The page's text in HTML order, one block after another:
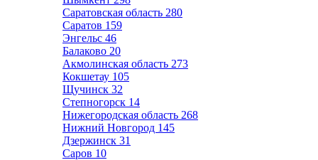
Саратовская область 280
Саратов 159
Энгельс 46
Балаково 20
Акмолинская область 273
Кокшетау 105
Щучинск 32
Степногорск 14
Нижегородская область 268
Нижний Новгород 145
Дзержинск 31
Саров 10